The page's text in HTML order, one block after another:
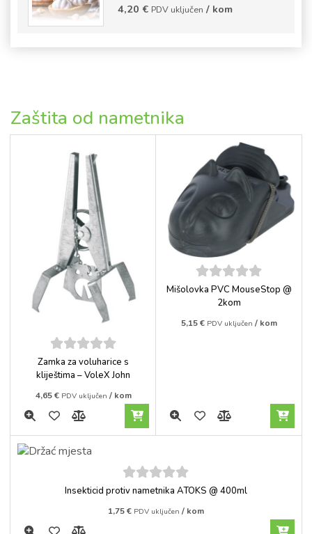
5 out of
5
4,20€ PDV uključen / kom
Zaštita od nametnika
5out of
5
Zamka za voluharice s
kliještima – VoleX John
4,65€ PDV uključen / kom
5out of
Mišolovka PVC MouseStop @
2kom
5,15€ PDV uključen / kom
5out of
Insekticid protiv nametnika ATOKS @ 400ml
1,75€ PDV uključen / kom